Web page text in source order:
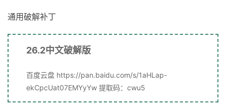
通用破解补丁
26.2中文破解版
百度云盘 https://pan.baidu.com/s/1aHLap-
ekCpcUat07EMYyYw 提取码：cwu5